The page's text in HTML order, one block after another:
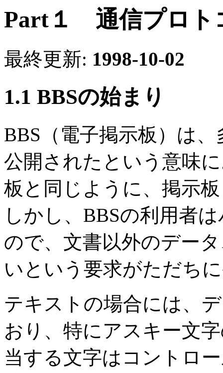
Part１ 通信プロト
最終更新: 1998-10-02
1.1 BBSの始まり
BBS（電子掲示板）は
公開されたという意味
板と同じように、掲示
しかし、BBSの利用者
ので、文書以外のデー
いという要求がただち
テキストの場合には、
おり、特にアスキー文
当する文字はコントロ